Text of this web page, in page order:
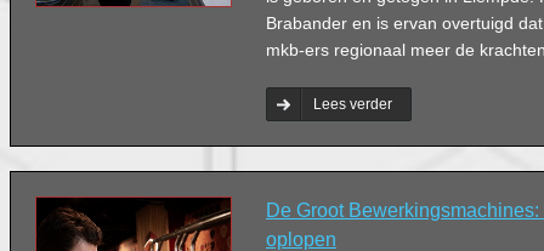
Brabander en is ervan overtuigd
mkb-ers regionaal meer de
Lees verder
De Groot
oplopen